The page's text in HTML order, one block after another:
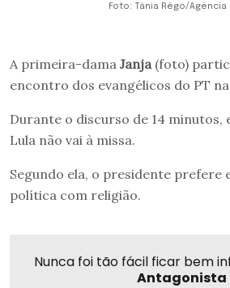
Foto: Tânia Rêgo/Agência
A primeira-dama Janja (foto)
encontro dos evangélicos do PT
Durante o discurso de 14 minutos,
Lula não vai à missa.
Segundo ela, o presidente
política com religião.
Nunca foi tão fácil ficar bem
Antagonista